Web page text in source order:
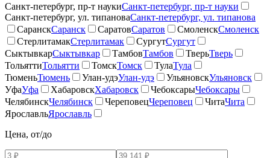
Санкт-петербург, пр-т наукиСанкт-петербург, пр-т науки
Санкт-петербург, ул. типановаСанкт-петербург, ул. типанова
СаранскСаранск СаратовСаратов СмоленскСмоленск
СтерлитамакСтерлитамак СургутСургут
СыктывкарСыктывкар ТамбовТамбов ТверьТверь
ТольяттиТольятти ТомскТомск ТулаТула
ТюменьТюмень Улан-удэУлан-удэ УльяновскУльяновск
УфаУфа ХабаровскХабаровск ЧебоксарыЧебоксары
ЧелябинскЧелябинск ЧереповецЧереповец ЧитаЧита
ЯрославльЯрославль
Цена, от/до